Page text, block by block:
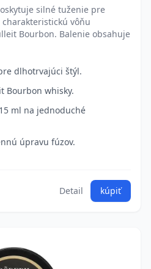
silné tuženie pre
vôňu
Bourbon. Balenie obsahuje
dlhotrvajúci štýl.
Bourbon whisky.
ml na jednoduché
úpravu fúzov.
Detail kúpiť